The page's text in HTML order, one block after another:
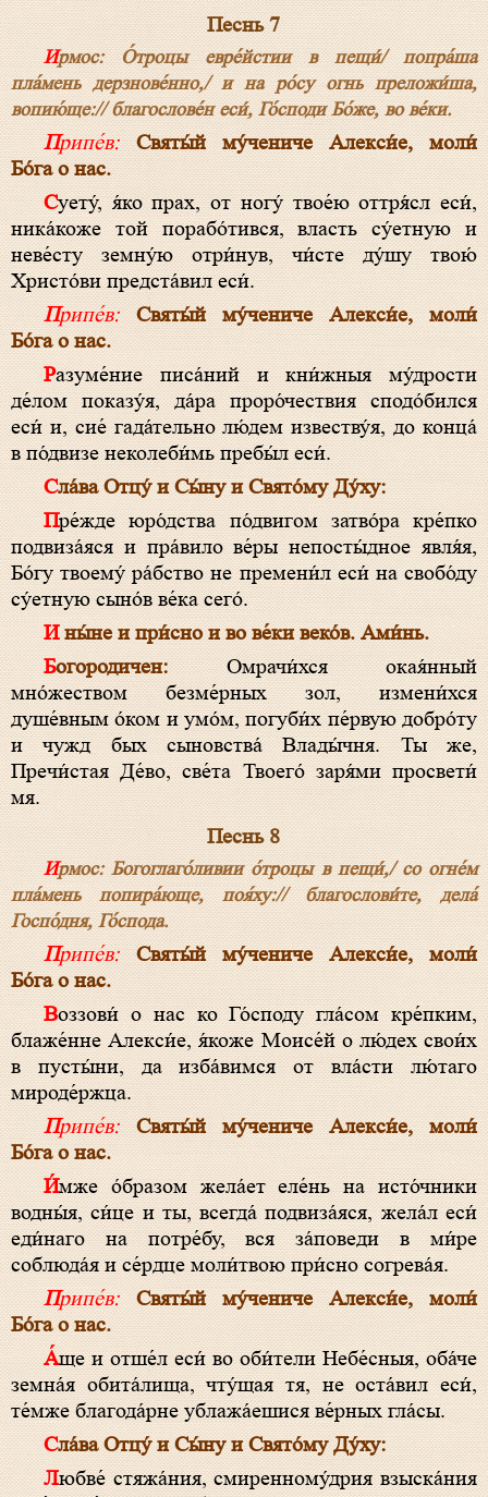
Песнь 7
Ирмос: О́троцы евре́йстии в пещи́/ попра́ша
пла́мень дерзнове́нно,/ и на ро́су огнь преложи́ша,
вопию́ще:// благослове́н еси́, Го́споди Бо́же, во ве́ки.
Припе́в:
Святы́й му́чениче Алекси́е, моли́
Бо́га о нас.
Суету́, я́ко прах, от ногу́ твое́ю оттря́сл еси́,
ника́коже той порабо́тився, власть су́етную и
неве́сту земну́ю отри́нув, чи́сте ду́шу твою́
Христо́ви предста́вил еси́.
Припе́в:
Святы́й му́чениче Алекси́е, моли́
Бо́га о нас.
Разуме́ние писа́ний и кни́жныя му́дрости
де́лом показу́я, да́ра проро́чествия сподо́бился
еси́ и, сие́ гада́тельно лю́дем известву́я, до конца́
в по́двизе неколеби́мь пребы́л еси́.
Сла́ва Отцу́ и Сы́ну и Свято́му Ду́ху:
Пре́жде юро́дства по́двигом затво́ра кре́пко
подвиза́яся и пра́вило ве́ры непосты́дное явля́я,
Бо́гу твоему́ ра́бство не премени́л еси́ на свобо́ду
су́етную сыно́в ве́ка сего́.
И ны́не и при́сно и во ве́ки веко́в. Ами́нь.
Богородичен: Омрачи́хся окая́нный
мно́жеством безме́рных зол, измени́хся
душе́вным о́ком и умо́м, погуби́х пе́рвую добро́ту
и чужд бых сыновства́ Влады́чня. Ты же,
Пречи́стая Де́во, све́та Твоего́ заря́ми просвети́
мя.
Песнь 8
Ирмос: Богоглаго́ливии о́троцы в пещи́,/ со огне́м
пла́мень попира́юще, поя́ху:// благослови́те, дела́
Госпо́дня, Го́спода.
Припе́в:
Святы́й му́чениче Алекси́е, моли́
Бо́га о нас.
Воззови́ о нас ко Го́споду гла́сом кре́пким,
блаже́нне Алекси́е, я́коже Моисе́й о лю́дех свои́х
в пусты́ни, да изба́вимся от вла́сти лю́таго
мироде́ржца.
Припе́в:
Святы́й му́чениче Алекси́е, моли́
Бо́га о нас.
И́мже о́бразом жела́ет еле́нь на исто́чники
водны́я, си́це и ты, всегда́ подвиза́яся, жела́л еси́
еди́наго на потре́бу, вся за́поведи в ми́ре
соблюда́я и се́рдце моли́твою при́сно согрева́я.
Припе́в:
Святы́й му́чениче Алекси́е, моли́
Бо́га о нас.
А́ще и отше́л еси́ во оби́тели Небе́сныя, оба́че
земна́я обита́лища, чту́щая тя, не оста́вил еси́,
те́мже благода́рне ублажа́ешися ве́рных гла́сы.
Сла́ва Отцу́ и Сы́ну и Свято́му Ду́ху:
Любве́ стяжа́ния, смиренному́дрия взыска́ния